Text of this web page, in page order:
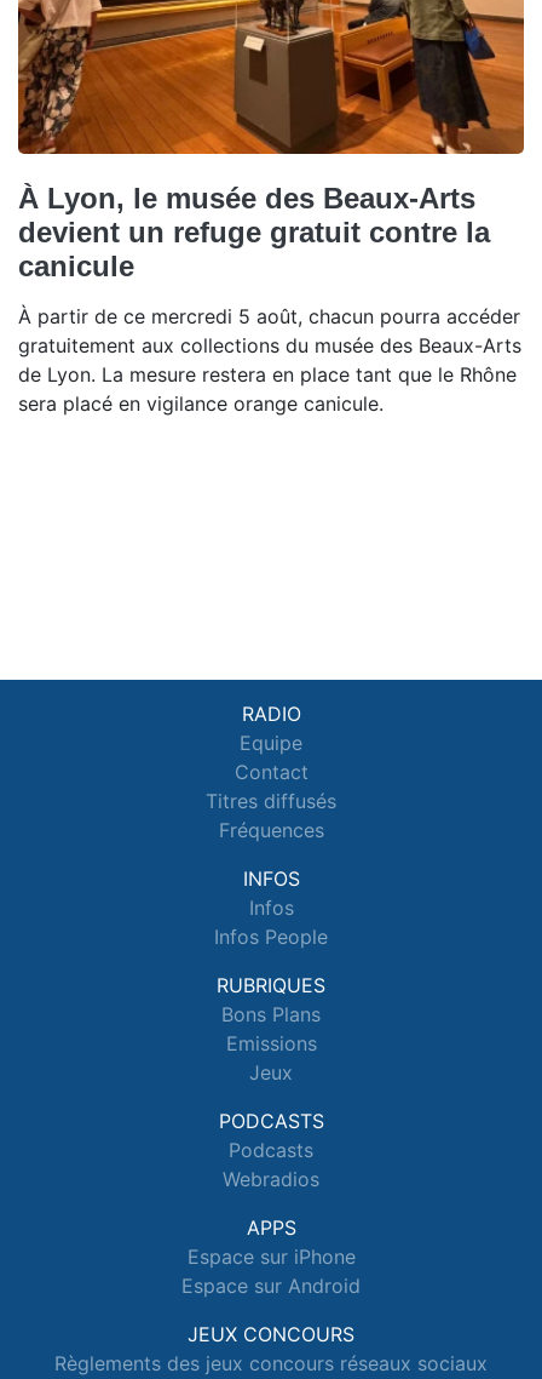
À Lyon, le musée des Beaux-Arts
devient un refuge gratuit contre la
canicule
À partir de ce mercredi 5 août, chacun pourra accéder
gratuitement aux collections du musée des Beaux-Arts
de Lyon. La mesure restera en place tant que le Rhône
sera placé en vigilance orange canicule.
RADIO
Equipe
Contact
Titres diffusés
Fréquences
INFOS
Infos
Infos People
RUBRIQUES
Bons Plans
Emissions
Jeux
PODCASTS
Podcasts
Webradios
APPS
Espace sur iPhone
Espace sur Android
JEUX CONCOURS
Règlements des jeux concours réseaux sociaux